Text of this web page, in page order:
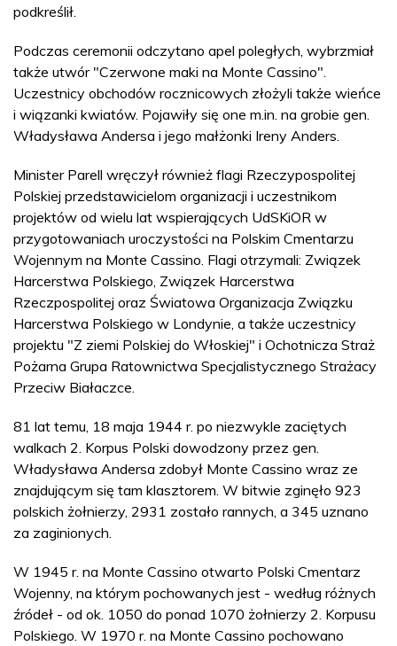
podkreślił.
Podczas ceremonii odczytano apel poległych, wybrzmiał
także utwór "Czerwone maki na Monte Cassino".
Uczestnicy obchodów rocznicowych złożyli także wieńce
i wiązanki kwiatów. Pojawiły się one m.in. na grobie gen.
Władysława Andersa i jego małżonki Ireny Anders.
Minister Parell wręczył również flagi Rzeczypospolitej
Polskiej przedstawicielom organizacji i uczestnikom
projektów od wielu lat wspierających UdSKiOR w
przygotowaniach uroczystości na Polskim Cmentarzu
Wojennym na Monte Cassino. Flagi otrzymali: Związek
Harcerstwa Polskiego, Związek Harcerstwa
Rzeczpospolitej oraz Światowa Organizacja Związku
Harcerstwa Polskiego w Londynie, a także uczestnicy
projektu "Z ziemi Polskiej do Włoskiej" i Ochotnicza Straż
Pożarna Grupa Ratownictwa Specjalistycznego Strażacy
Przeciw Białaczce.
81 lat temu, 18 maja 1944 r. po niezwykle zaciętych
walkach 2. Korpus Polski dowodzony przez gen.
Władysława Andersa zdobył Monte Cassino wraz ze
znajdującym się tam klasztorem. W bitwie zginęło 923
polskich żołnierzy, 2931 zostało rannych, a 345 uznano
za zaginionych.
W 1945 r. na Monte Cassino otwarto Polski Cmentarz
Wojenny, na którym pochowanych jest - według różnych
źródeł - od ok. 1050 do ponad 1070 żołnierzy 2. Korpusu
Polskiego. W 1970 r. na Monte Cassino pochowano